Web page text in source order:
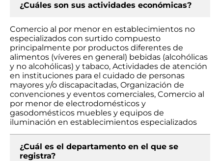
¿Cuáles son sus actividades económicas?
Comercio al por menor en establecimientos no
especializados con surtido compuesto
principalmente por productos diferentes de
alimentos (víveres en general) bebidas (alcohólicas
y no alcohólicas) y tabaco, Actividades de atención
en instituciones para el cuidado de personas
mayores y/o discapacitadas, Organización de
convenciones y eventos comerciales, Comercio al
por menor de electrodomésticos y
gasodomésticos muebles y equipos de
iluminación en establecimientos especializados
¿Cuál es el departamento en el que se
registra?